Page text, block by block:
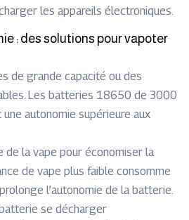
les appareils électroniques.
: des solutions pour vapoter
de grande capacité ou des
Les batteries 18650 de 3000
autonomie supérieure aux
de la vape pour économiser la
de vape plus faible consomme
l’autonomie de la batterie.
se décharger